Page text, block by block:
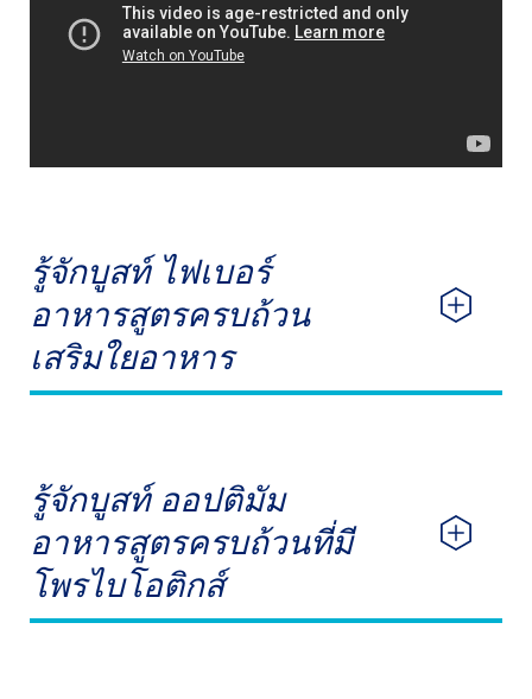
รู้จักบูสท์ ไฟเบอร์
อาหารสูตรครบถ้วน
เสริมใยอาหาร
รู้จักบูสท์ ออปติมัม
อาหารสูตรครบถ้วนที่มี
โพรไบโอติกส์